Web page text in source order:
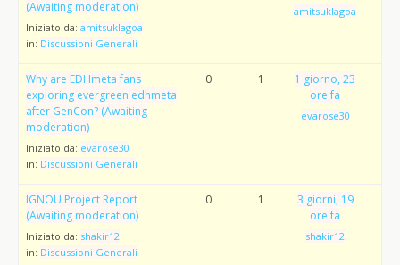
(Awaiting moderation)
Iniziato da: amitsuklagoa
in: Discussioni Generali
amitsuklagoa
Why are EDHmeta fans
exploring evergreen edhmeta
after GenCon? (Awaiting
moderation)
Iniziato da: evarose30
in: Discussioni Generali
0 1
1 giorno, 23
ore fa
evarose30
IGNOU Project Report
(Awaiting moderation)
Iniziato da: shakir12
in: Discussioni Generali
0 1
3 giorni, 19
ore fa
shakir12